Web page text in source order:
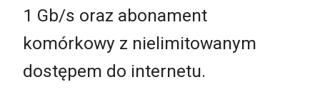
1 Gb/s oraz abonament
komórkowy z nielimitowanym
dostępem do internetu.